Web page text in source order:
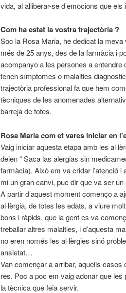
vida, al alliberar-se d’emocions que
Com ha estat la vostra trajectòria ?
Soc la Rosa Maria, he dedicat la
més de 25 anys, des de la farmàcia i
acompanyo a les persones a entendre
tenen símptomes o malalties
trajectòria professional fa que hem
tècniques de les anomenades
barreja de totes.
Rosa Maria com et vares iniciar en
Vaig iniciar aquesta etapa amb les
deien “ Saca las alergias sin
farmàcia). Això em va cridar l’atenció i
mi un gran canvi, puc dir que va ser
A partir d’aquest moment començo a
al·lèrgia, de totes les edats, a viure
bons i ràpids, que la gent es va
treballar altres malalties, i d’aquesta
no eren només les al·lèrgies sinó
ansietat…
Van començar a arribar, aquells casos
res. Poc a poc em vaig adonar que
la tècnica que feia servir.